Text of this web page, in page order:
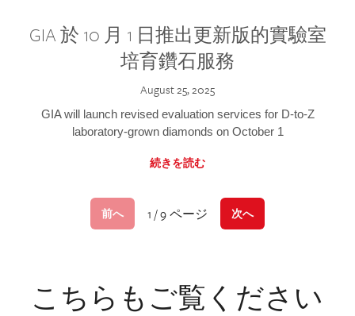
GIA 於 10 月 1 日推出更新版的實驗室
培育鑽石服務
August 25, 2025
GIA will launch revised evaluation services for D-to-Z
laboratory-grown diamonds on October 1
続きを読む
前へ 1 / 9 ページ 次へ
こちらもご覧ください